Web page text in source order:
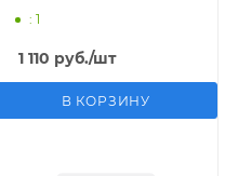
: 1
1 110 руб./шт
В КОРЗИНУ